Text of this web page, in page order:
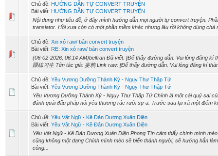
Chủ đề: HƯỚNG DẪN TỰ CONVERT TRUYỆN
Bài viết: HƯỚNG DẪN TỰ CONVERT TRUYỆN
Nội dung như tiêu đề, ở đây mình hướng dẫn mọi người tự convert truyện.
translator. Hồi xưa còn có một phần mềm khác nhưng lâu rồi không dùng chả
Chủ đề: Xin xỏ raw/ bản convert truyện
Bài viết: RE: Xin xỏ raw/ bản convert truyện
(06-02-2026, 06:14 AM)belfran Đã viết: [Để thấy đường dẫn. Vui lòng đăng kí
限练习生 Tên tác giả: 妄鸦 Link raw: [Để thấy đường dẫn. Vui lòng đăng kí
Chủ đề: Yêu Vương Dưỡng Thành Ký - Ngụy Thư Thập Tứ
Bài viết: Yêu Vương Dưỡng Thành Ký - Ngụy Thư Thập Tứ
Yêu Vương Dưỡng Thành Ký - Ngụy Thư Thập Tứ Chính là một cái quỷ sai
đánh quái đấu pháp nói yêu thương rác rưởi sự a. Trước sau lại xả một điểm
Chủ đề: Yêu Vật Ngữ - Kê Đản Dương Xuân Diện
Bài viết: Yêu Vật Ngữ - Kê Đản Dương Xuân Diện
Yêu Vật Ngữ - Kê Đản Dương Xuân Diện Phong Tín cảm thấy chính mình
cũng không một dạng Chính mình mèo sẽ biến thành người, sẽ hướng hắn
công...